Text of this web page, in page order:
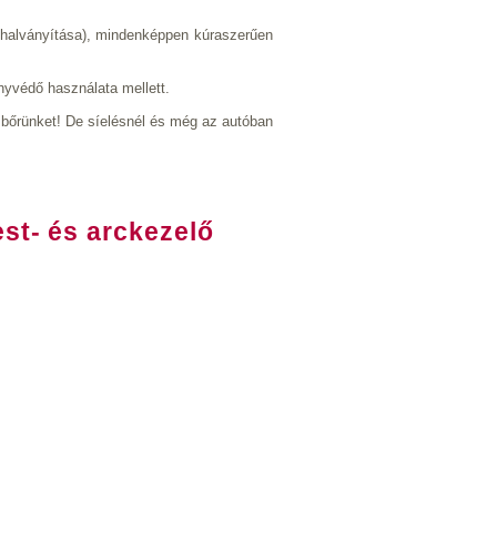
mindenképpen kúraszerűen
használata mellett.
De síelésnél és még az autóban
és arckezelő